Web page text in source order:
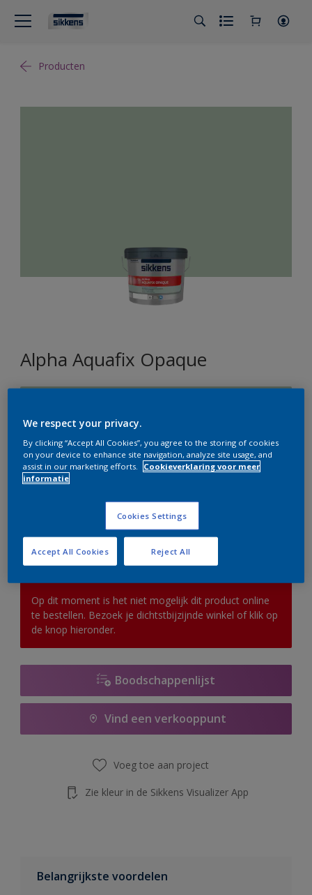
Producten
Alpha Aquafix Opaque
Verpakkingsgrootte
Verfcalculator
Bereken
Op dit moment is het niet mogelijk dit product online
te bestellen. Bezoek je dichtstbijzijnde winkel of klik op
de knop hieronder.
Boodschappenlijst
Vind een verkooppunt
Voeg toe aan project
Zie kleur in de Sikkens Visualizer App
Belangrijkste voordelen
We respect your privacy.
By clicking “Accept All Cookies”, you agree to the storing of cookies
on your device to enhance site navigation, analyze site usage, and
assist in our marketing efforts.
Cookieverklaring voor meer
informatie
Cookies Settings
Reject All
Accept All Cookies